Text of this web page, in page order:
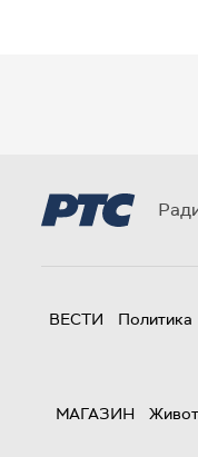
ВЕСТИ Политика
МАГАЗИН
Живот